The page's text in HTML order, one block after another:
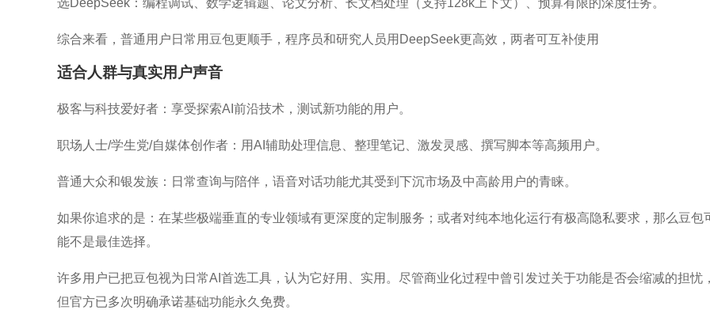
选DeepSeek：编程调试、数学逻辑题、论文分析、长文档处理（支持128k上下文）、预算有限的深度任务。
综合来看，普通用户日常用豆包更顺手，程序员和研究人员用DeepSeek更高效，两者可互补使用
适合人群与真实用户声音
极客与科技爱好者：享受探索AI前沿技术，测试新功能的用户。
职场人士/学生党/自媒体创作者：用AI辅助处理信息、整理笔记、激发灵感、撰写脚本等高频用户。
普通大众和银发族：日常查询与陪伴，语音对话功能尤其受到下沉市场及中高龄用户的青睐。
如果你追求的是：在某些极端垂直的专业领域有更深度的定制服务；或者对纯本地化运行有极高隐私要求，那么豆包
能不是最佳选择。
许多用户已把豆包视为日常AI首选工具，认为它好用、实用。尽管商业化过程中曾引发过关于功能是否会缩减的担忧，
但官方已多次明确承诺基础功能永久免费。